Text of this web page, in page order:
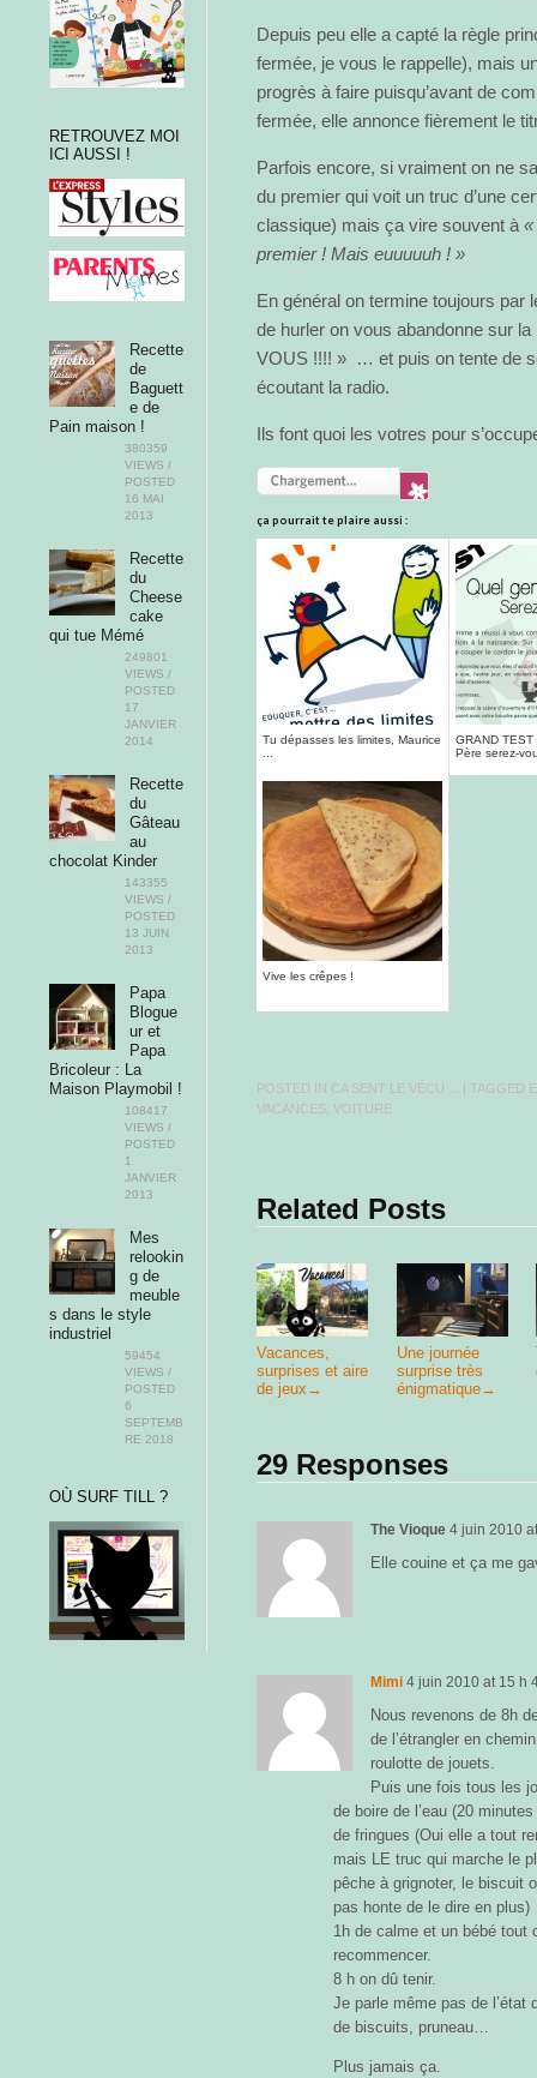
Depuis peu elle a capté la règle
fermée, je vous le rappelle), mais
progrès à faire puisqu’avant de
fermée, elle annonce fièrement le
Parfois encore, si vraiment on ne
du premier qui voit un truc d’une
classique) mais ça vire souvent à«
premier ! Mais euuuuuh ! »
En général on termine toujours par
de hurler on vous abandonne sur
VOUS !!!! » … et puis on tente de
écoutant la radio.
Ils font quoi les votres pour
ça pourrait te plaire aussi :
Tu dépasses les limites, Maurice
GRAND
Père serez-
Vive les crêpes !
POSTED IN CA SENT LE VÉCU ... | TAGGED
VACANCES ,VOITURE
Related Posts
Vacances,
surprises et aire
de jeux →
Une journée
surprise très
énigmatique→
29 Responses
The Vioque 4 juin 2010
Elle couine et ça me
Mimi 4 juin 2010 at 15 h
Nous revenons de 8h
de l’étrangler en
roulotte de jouets.
Puis une fois tous les
de boire de l’eau (20
de fringues (Oui elle a tout
mais LE truc qui marche le
pêche à grignoter, le biscuit
pas honte de le dire en plus)
1h de calme et un bébé tout
recommencer.
8 h on dû tenir.
Je parle même pas de l’état
de biscuits, pruneau…
Plus jamais ça.
RETROUVEZ MOI
ICI AUSSI !
Recette
de
Baguett
e de
Pain maison !
380359
VIEWS /
POSTED
16 MAI
2013
Recette
du
Cheese
cake
qui tue Mémé
249801
VIEWS /
POSTED
17
JANVIER
2014
Recette
du
Gâteau
au
chocolat Kinder
143355
VIEWS /
POSTED
13 JUIN
2013
Papa
Blogue
ur et
Papa
Bricoleur : La
Maison Playmobil !
108417
VIEWS /
POSTED
1
JANVIER
2013
Mes
relookin
g de
meuble
s dans le style
industriel
59454
VIEWS /
POSTED
6
SEPTEMB
RE 2018
OÙ SURF TILL ?